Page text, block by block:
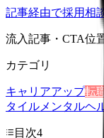
記事経由で採用相談
流入記事・CTA位
カテゴリ
キャリアアップ転
タイル メンタルヘ
目次4